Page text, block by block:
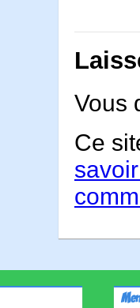
Vous
Ce